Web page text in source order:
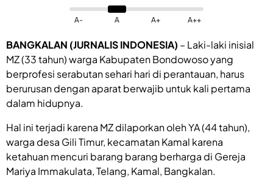
A- A A+ A++
BANGKALAN (JURNALIS INDONESIA) – Laki-laki inisial
MZ (33 tahun) warga Kabupaten Bondowoso yang
berprofesi serabutan sehari hari di perantauan, harus
berurusan dengan aparat berwajib untuk kali pertama
dalam hidupnya.
Hal ini terjadi karena MZ dilaporkan oleh YA (44 tahun),
warga desa Gili Timur, kecamatan Kamal karena
ketahuan mencuri barang barang berharga di Gereja
Mariya Immakulata, Telang, Kamal, Bangkalan.